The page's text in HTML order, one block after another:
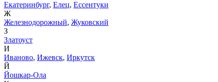
Екатеринбург, Елец, Ессентуки
Ж
Железнодорожный, Жуковский
З
Златоуст
И
Иваново, Ижевск, Иркутск
Й
Йошкар-Ола